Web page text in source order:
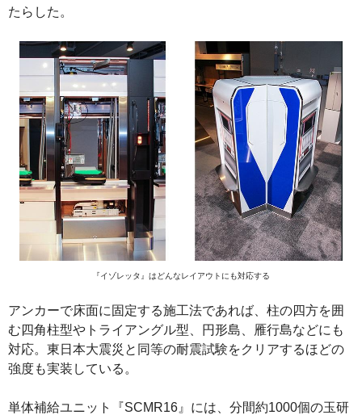
たらした。
『イゾレッタ』はどんなレイアウトにも対応する
アンカーで床面に固定する施工法であれば、柱の四方を囲
む四角柱型やトライアングル型、円形島、雁行島などにも
対応。東日本大震災と同等の耐震試験をクリアするほどの
強度も実装している。
単体補給ユニット『SCMR16』には、分間約1000個の玉研